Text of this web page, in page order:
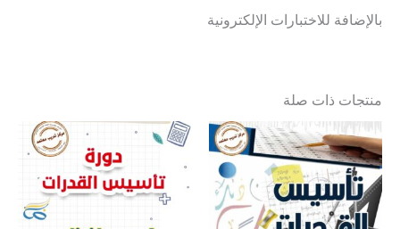
بالإضافة للاختبارات الإلكترونية
منتجات ذات صلة